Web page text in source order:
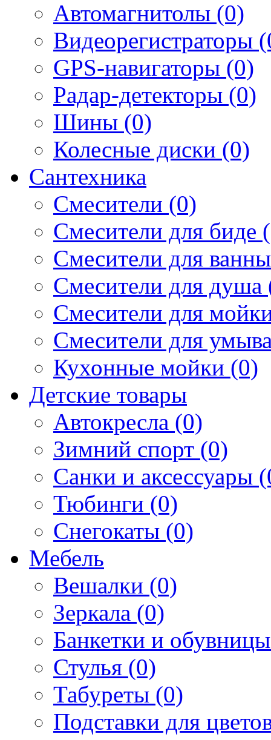
Автомагнитолы (0)
Видеорегистраторы
GPS-навигаторы (0)
Радар-детекторы (0)
Шины (0)
Колесные диски (0)
Сантехника
Смесители (0)
Смесители для биде
Смесители для
Смесители для душа
Смесители для
Смесители для
Кухонные мойки (0)
Детские товары
Автокресла (0)
Зимний спорт (0)
Санки и аксессуары
Тюбинги (0)
Снегокаты (0)
Мебель
Вешалки (0)
Зеркала (0)
Банкетки и
Стулья (0)
Табуреты (0)
Подставки для